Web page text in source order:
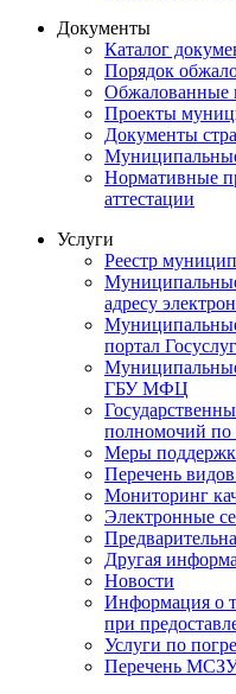
Документы
Каталог
Порядок
Обжалованные
Проекты
Документы
Нормативные
аттестации
Услуги
Реестр
адресу
Муниципальные
портал Госуслуг
Муниципальные
ГБУ МФЦ
полномочий по
Меры
Перечень
Мониторинг
Электронные
Другая
Новости
Информация о
при
Услуги по
Перечень